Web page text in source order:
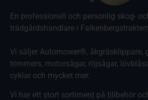
En professionell och personlig skog-
trädgårdshandlare i
Vi säljer Automower®, åkgräsklippare,
trimmers, motorsågar, röjsågar,
cyklar och mycket mer.
Vi har ett stort sortiment på tillbehör